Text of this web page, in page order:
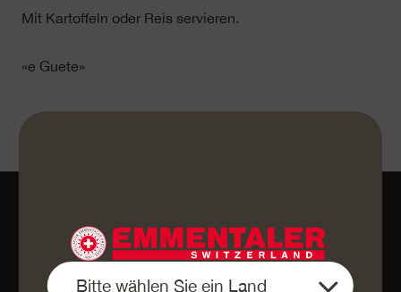
Mit Kartoffeln oder Reis servieren.
«e Guete»